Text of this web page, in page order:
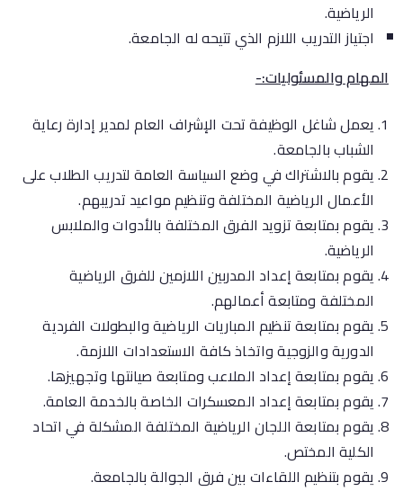
الرياضية.
اجتياز التدريب اللازم الذي تتيحه له الجامعة.
المهام والمسئوليات:-
يعمل شاغل الوظيفة تحت الإشراف العام لمدير إدارة رعاية
الشباب بالجامعة.
يقوم بالاشتراك في وضع السياسة العامة لتدريب الطلاب على
الأعمال الرياضية المختلفة وتنظيم مواعيد تدريبهم.
يقوم بمتابعة تزويد الفرق المختلفة بالأدوات والملابس
الرياضية.
يقوم بمتابعة إعداد المدربين اللازمين للفرق الرياضية
المختلفة ومتابعة أعمالهم.
يقوم بمتابعة تنظيم المباريات الرياضية والبطولات الفردية
الدورية والزوجية واتخاذ كافة الاستعدادات اللازمة.
يقوم بمتابعة إعداد الملاعب ومتابعة صيانتها وتجهيزها.
يقوم بمتابعة إعداد المعسكرات الخاصة بالخدمة العامة.
يقوم بمتابعة اللجان الرياضية المختلفة المشكلة في اتحاد
الكلية المختص.
يقوم بتنظيم اللقاءات بين فرق الجوالة بالجامعة.